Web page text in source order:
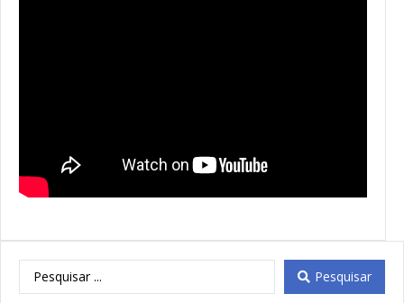
Pesquisar